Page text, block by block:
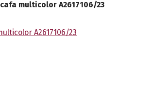
multicolor A2617106/23